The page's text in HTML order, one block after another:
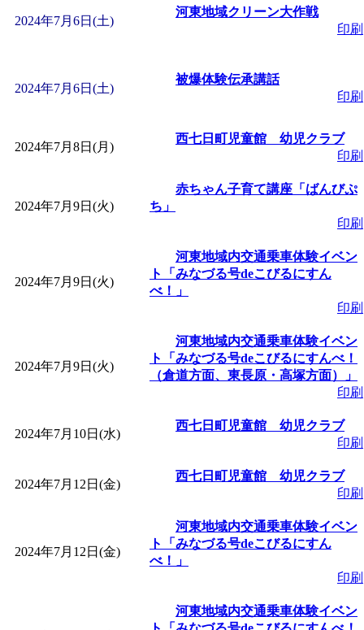
間：2026/08/10～2026/
「赤ちゃん子育て講
付期間：2026/08/10～
赤ちゃん子育て講
付期間：2026/08/10～
まだまだ暑い！コ
レクリエーション
ットせよ！」 受付期
皆鶴姫のこびる塾
～」 受付期間：～
「みなづる号乗車体
de 健康づくり」」 受
「堂島地区歴史ウオ
」 受付期間：～
2024年7月6日(土)
河東地域クリーン大作戦
印刷
2024年7月6日(土)
被爆体験伝承講話
印刷
2024年7月8日(月)
西七日町児童館 幼児クラブ
印刷
2024年7月9日(火)
赤ちゃん子育て講座「ばんびぷ
ち」
印刷
2024年7月9日(火)
河東地域内交通乗車体験イベン
ト「みなづる号deこびるにすん
べ！」
印刷
2024年7月9日(火)
河東地域内交通乗車体験イベン
ト「みなづる号deこびるにすんべ！
（倉道方面、東長原・高塚方面）」
印刷
2024年7月10日(水)
西七日町児童館 幼児クラブ
印刷
2024年7月12日(金)
西七日町児童館 幼児クラブ
印刷
2024年7月12日(金)
河東地域内交通乗車体験イベン
ト「みなづる号deこびるにすん
べ！」
印刷
河東地域内交通乗車体験イベン